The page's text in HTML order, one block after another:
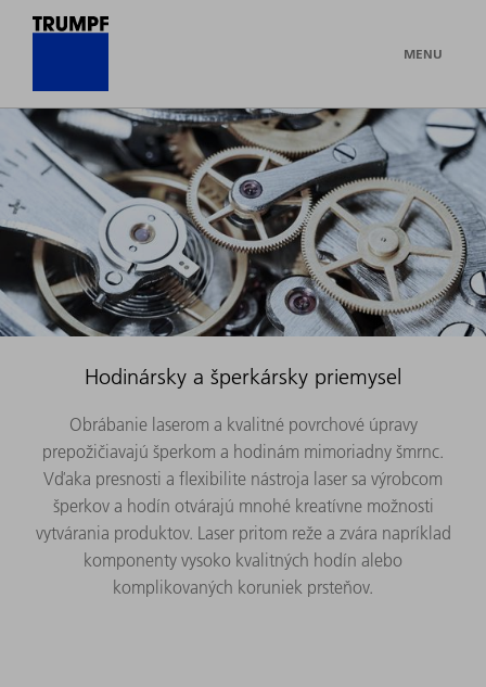
MENU
Hodinársky a šperkársky priemysel
Obrábanie laserom a kvalitné povrchové úpravy
prepožičiavajú šperkom a hodinám mimoriadny šmrnc.
Vďaka presnosti a flexibilite nástroja laser sa výrobcom
šperkov a hodín otvárajú mnohé kreatívne možnosti
vytvárania produktov. Laser pritom reže a zvára napríklad
komponenty vysoko kvalitných hodín alebo
komplikovaných koruniek prsteňov.